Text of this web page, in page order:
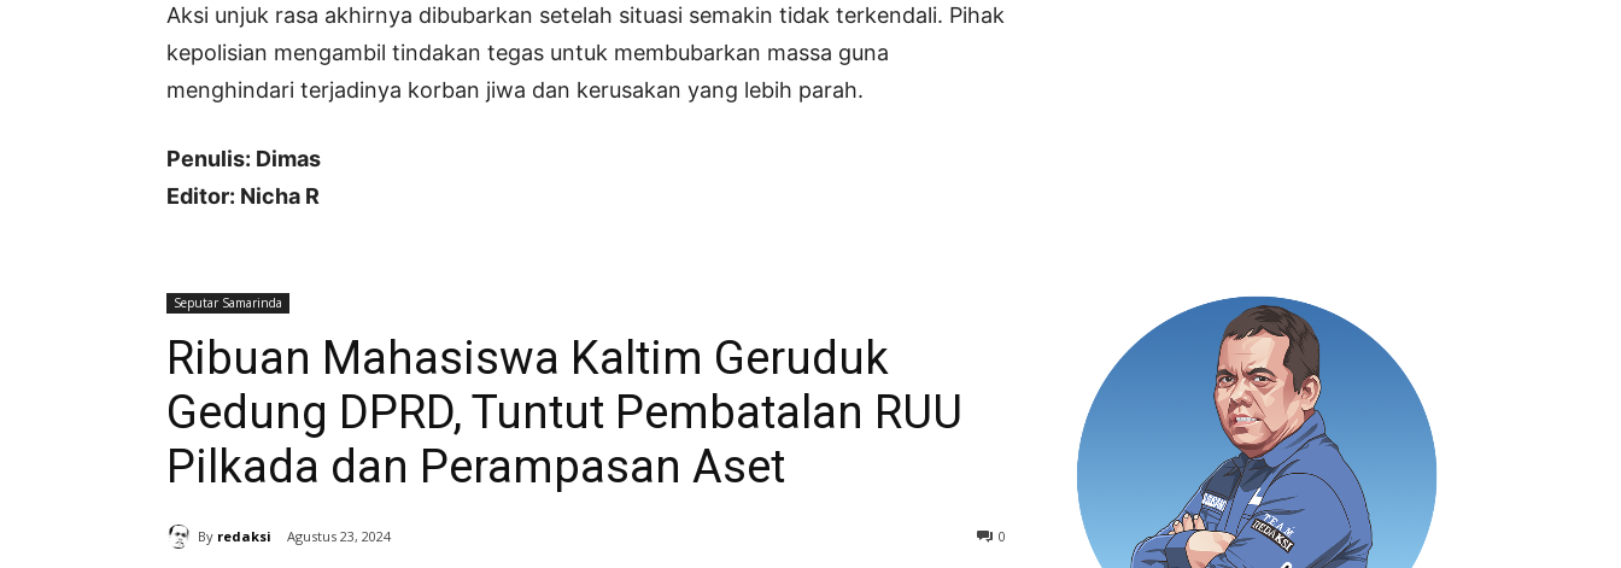
Aksi unjuk rasa akhirnya dibubarkan setelah situasi semakin tidak terkendali. Pihak
kepolisian mengambil tindakan tegas untuk membubarkan massa guna
menghindari terjadinya korban jiwa dan kerusakan yang lebih parah.
Penulis: Dimas
Editor: Nicha R